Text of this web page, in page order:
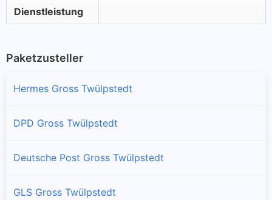
Dienstleistung
Paketzusteller
Hermes Gross Twülpstedt
DPD Gross Twülpstedt
Deutsche Post Gross Twülpstedt
GLS Gross Twülpstedt